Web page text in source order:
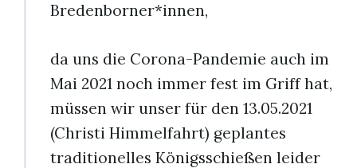
Bredenborner*innen,
da uns die Corona-Pandemie auch im
Mai 2021 noch immer fest im Griff hat,
müssen wir unser für den 13.05.2021
(Christi Himmelfahrt) geplantes
traditionelles Königsschießen leider